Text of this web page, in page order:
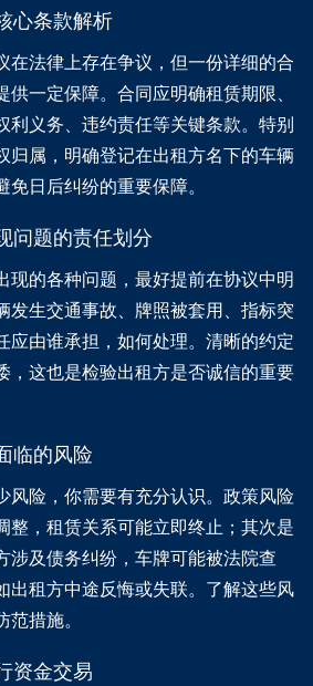
心条款解析
在法律上存在争议，但一份详细的合
供一定保障。合同应明确租赁期限、
利义务、违约责任等关键条款。特别
归属，明确登记在出租方名下的车辆
免日后纠纷的重要保障。
问题的责任划分
现的各种问题，最好提前在协议中明
发生交通事故、牌照被套用、指标突
应由谁承担，如何处理。清晰的约定
，这也是检验出租方是否诚信的重要
临的风险
风险，你需要有充分认识。政策风险
整，租赁关系可能立即终止；其次是
涉及债务纠纷，车牌可能被法院查
出租方中途反悔或失联。了解这些风
范措施。
资金交易